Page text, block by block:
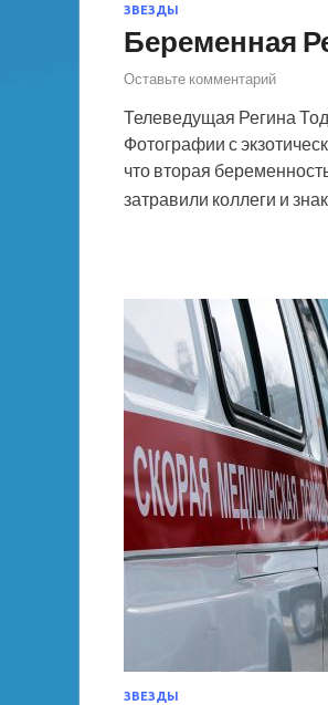
ЗВЕЗДЫ
Беременная
Оставьте комментарий
Телеведущая Регина
Фотографии с
что вторая
затравили коллеги и
ЗВЕЗДЫ